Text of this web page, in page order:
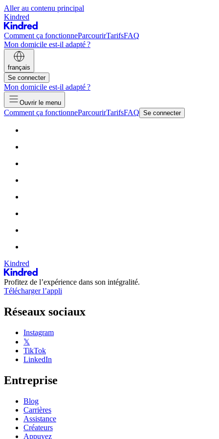
Aller au contenu principal
Kindred
Comment ça fonctionneParcourirTarifsFAQ
Mon domicile est-il adapté ?
français
Se connecter
Mon domicile est-il adapté ?
Ouvrir le menu
Comment ça fonctionneParcourirTarifsFAQ Se connecter
Kindred
Profitez de l’expérience dans son intégralité.
Télécharger l’appli
Réseaux sociaux
Instagram
𝕏
TikTok
LinkedIn
Entreprise
Blog
Carrières
Assistance
Créateurs
Appuyez